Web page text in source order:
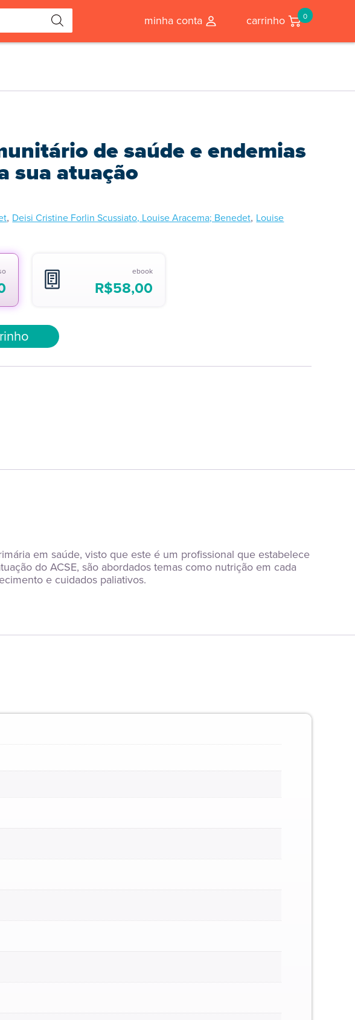
minha conta carrinho 0
de saúde e endemias
sua atuação
, Deisi Cristine Forlin Scussiato, Louise Aracema; Benedet, Louise
ebook
R$58,00
em saúde, visto que este é um profissional que estabelece
do ACSE, são abordados temas como nutrição em cada
e cuidados paliativos.